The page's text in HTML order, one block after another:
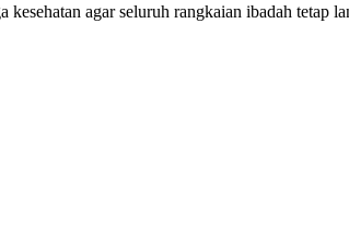
agar seluruh rangkaian ibadah tetap